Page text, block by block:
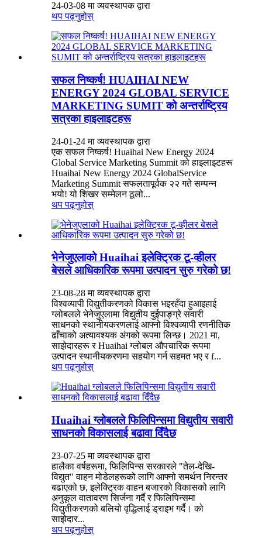
24-03-08 मा व्यवस्थापक द्वारा
थप पढ्नुहोस्
सफल निष्कर्ष! HUAIHAI NEW
ENERGY 2024 GLOBAL SERVICE
MARKETING SUMIT को अन्तर्राष्ट्रिय
सत्रका हाइलाइटहरू
24-01-24 मा व्यवस्थापक द्वारा
एक सफल निष्कर्ष! Huaihai New Energy 2024
Global Service Marketing Summit को हाइलाइटहरू
Huaihai New Energy 2024 GlobalService
Marketing Summit सफलतापूर्वक २२ गते सम्पन्न
भयो! यो शिखर सम्मेलन ठूलो...
थप पढ्नुहोस्
भेनेजुएलाको Huaihai इलेक्ट्रिक टू-व्हीलर
बेसले आधिकारिक रूपमा उत्पादन सुरु गरेको छ!
23-08-28 मा व्यवस्थापक द्वारा
विश्वव्यापी विद्युतीकरणको विकास भइरहँदा हुआइहाई
ग्लोबलले भेनेजुएलामा विद्युतीय दुईपाङ्ग्रे सवारी
साधनको स्थानीयकरणलाई आफ्नो विश्वव्यापी रणनीतिक
ढाँचाको अत्यावश्यक अंगको रूपमा लिन्छ। 2021 मा,
साझेदारहरू र Huaihai ग्लोबल औपचारिक रूपमा
उत्पादन स्थानीयकरणमा सहयोग गर्न सहमत भए र f...
थप पढ्नुहोस्
Huaihai ग्लोबलले फिलिपिन्समा विद्युतीय सवारी
साधनको विकासलाई बढावा दिँदैछ
23-07-25 मा व्यवस्थापक द्वारा
हालैका वर्षहरूमा, फिलिपिन्स सरकारले "तेल-देखि-
विद्युत" वाहन मोडेलहरूको लागि आफ्नो समर्थन निरन्तर
बढाएको छ, इलेक्ट्रिक वाहन बजारको विकासको लागि
अनुकूल वातावरण सिर्जना गर्दै र फिलिपिन्समा
विद्युतीकरणको बलियो वृद्धिलाई ड्राइभ गर्दै। को
साझेदार...
थप पढ्नुहोस्